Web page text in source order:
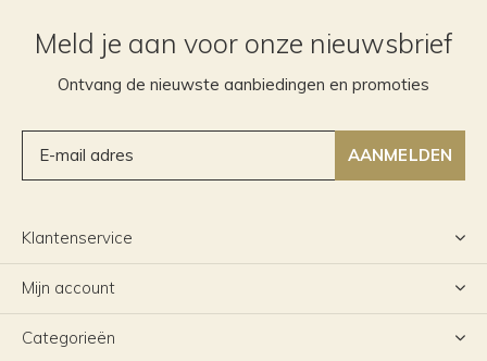
Meld je aan voor onze nieuwsbrief
Ontvang de nieuwste aanbiedingen en promoties
AANMELDEN
Klantenservice
Mijn account
Categorieën